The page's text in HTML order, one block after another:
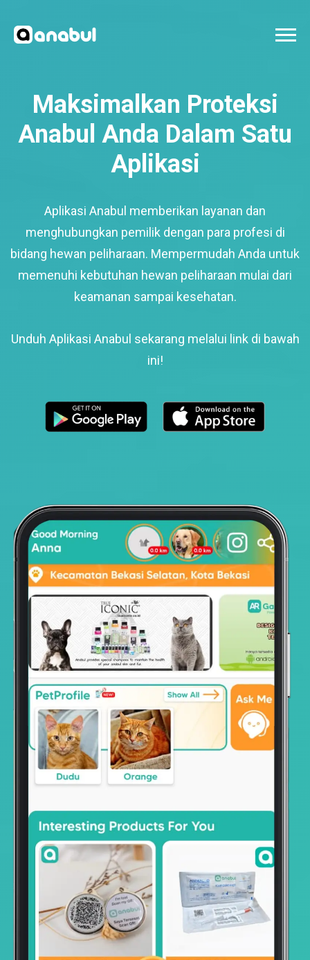
Maksimalkan Proteksi
Anabul Anda Dalam Satu
Aplikasi
Aplikasi Anabul memberikan layanan dan
menghubungkan pemilik dengan para profesi di
bidang hewan peliharaan. Mempermudah Anda untuk
memenuhi kebutuhan hewan peliharaan mulai dari
keamanan sampai kesehatan.
Unduh Aplikasi Anabul sekarang melalui link di bawah
ini!